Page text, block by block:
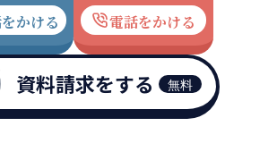
かける 電話をかける
資料請求をする 無料